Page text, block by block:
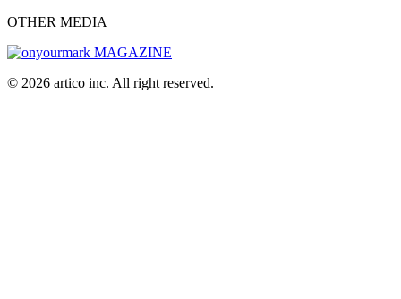
OTHER MEDIA
© 2026 artico inc. All right reserved.